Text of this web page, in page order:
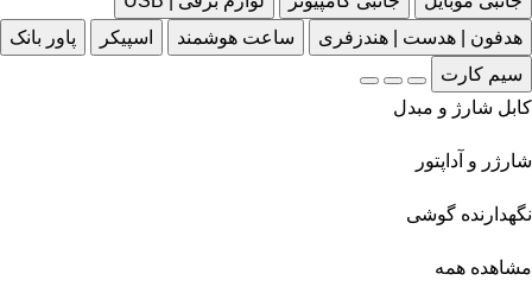
هدفون | هدست | هندزفری
ساعت هوشمند اسپیکر
پاور بانک
سیم کارت
کابل شارژ و مبدل
شارژر و آداپتور
نگهدارنده گوشی
مشاهده همه